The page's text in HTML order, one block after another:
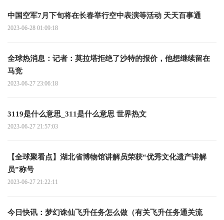
中国空军7月下旬将在长春举行空中表演等活动 天天百事通
2023-06-28 01:09:18
全球热消息：记者：莫拉塔拒绝了沙特的报价，他想继续留在
马竞
2023-06-27 23:06:18
3119是什么意思_311是什么意思 世界热文
2023-06-27 21:57:03
【全球聚看点】湖北省博物馆讲解员荣获“优秀文化遗产讲解
员”称号
2023-06-27 21:22:11
今日快讯：梦幻诛仙飞升任务怎么做（有关飞升任务通关流